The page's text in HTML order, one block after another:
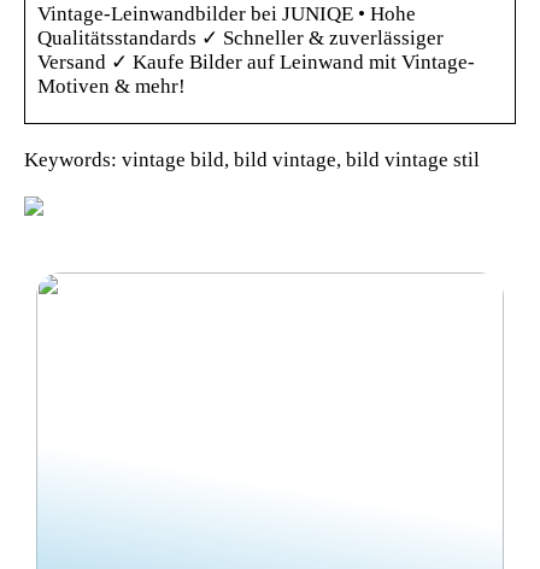
Vintage-Leinwandbilder bei JUNIQE • Hohe
Qualitätsstandards ✓ Schneller & zuverlässiger
Versand ✓ Kaufe Bilder auf Leinwand mit Vintage-
Motiven & mehr!
Keywords: vintage bild, bild vintage, bild vintage stil